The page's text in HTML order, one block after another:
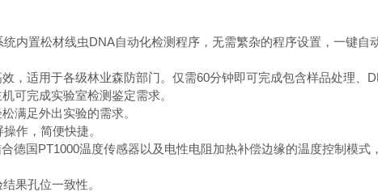
内置松材线虫DNA自动化检测程序，无需繁杂的程序设置，一键自
，适用于各级林业森防部门。仅需60分钟即可完成包含样品处理、
可完成实验室检测鉴定需求。
满足外出实验的需求。
作，简便快捷。
德国PT1000温度传感器以及电性电阻加热补偿边缘的温度控制模
果孔位一致性。